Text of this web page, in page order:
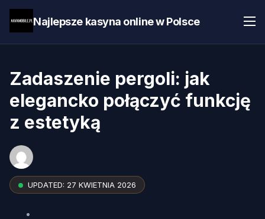
Najlepsze kasyna online w Polsce
Zadaszenie pergoli: jak
elegancko połączyć funkcję
z estetyką
UPDATED: 27 KWIETNIA 2026